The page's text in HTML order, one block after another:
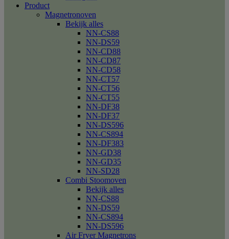
Product
Magnetronoven
Bekijk alles
NN-CS88
NN-DS59
NN-CD88
NN-CD87
NN-CD58
NN-CT57
NN-CT56
NN-CT55
NN-DF38
NN-DF37
NN-DS596
NN-CS894
NN-DF383
NN-GD38
NN-GD35
NN-SD28
Combi Stoomoven
Bekijk alles
NN-CS88
NN-DS59
NN-CS894
NN-DS596
Air Fryer Magnetrons